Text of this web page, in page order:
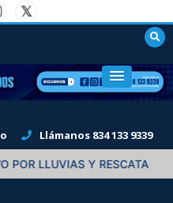
todos sus niveles."
Llámanos 834 133 9339
LLUVIAS Y RESCATA A